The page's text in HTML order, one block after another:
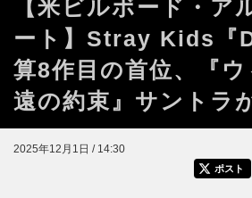
【米ビルボード・ア
ート】Stray Kids『
算8作目の首位、『
遠の約束』サントラ
2025年12月1日 / 14:30
ポスト